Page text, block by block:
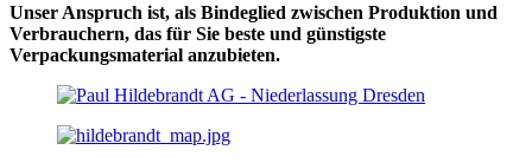
Unser Anspruch ist, als Bindeglied zwischen Produktion und
Verbrauchern, das für Sie beste und günstigste
Verpackungsmaterial anzubieten.